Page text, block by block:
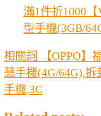
滿1件折1000
型手機(3GB/
相關詞 【OPPO】
慧手機(4G/64G),拆
手機,3C